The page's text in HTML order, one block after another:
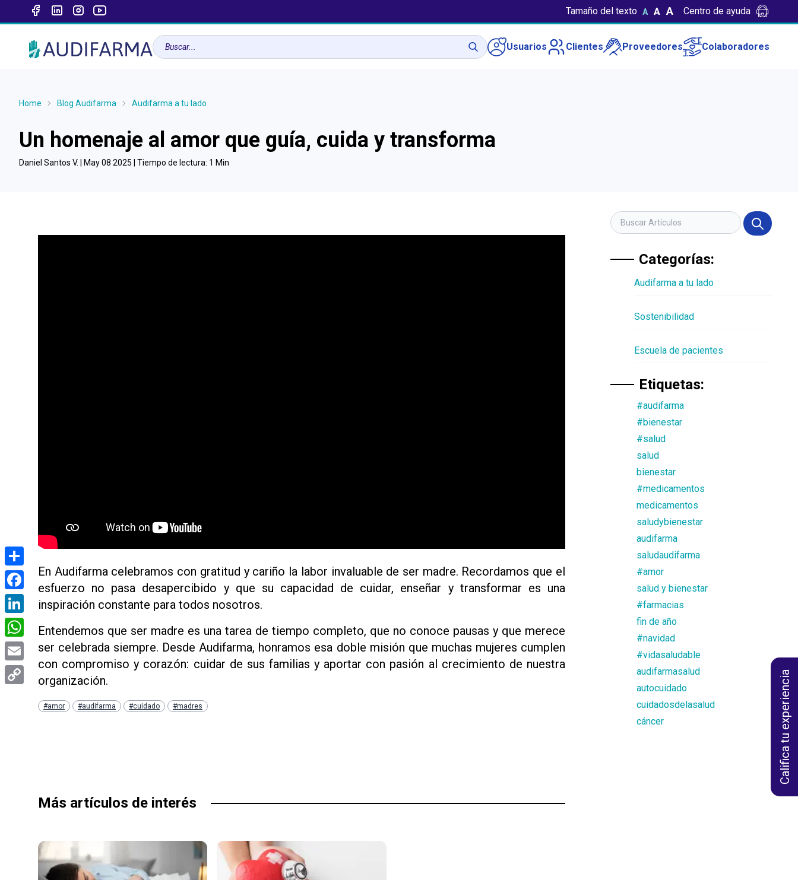
Tamaño del texto A A A Centro de ayuda
Usuarios Clientes Proveedores Colaboradores
Home Blog Audifarma Audifarma a tu lado
Un homenaje al amor que guía, cuida y transforma
Daniel Santos V. | May 08 2025 | Tiempo de lectura: 1 Min
En Audifarma celebramos con gratitud y cariño la labor invaluable de ser madre. Recordamos que el
esfuerzo no pasa desapercibido y que su capacidad de cuidar, enseñar y transformar es una
inspiración constante para todos nosotros.
Entendemos que ser madre es una tarea de tiempo completo, que no conoce pausas y que merece
ser celebrada siempre. Desde Audifarma, honramos esa doble misión que muchas mujeres cumplen
con compromiso y corazón: cuidar de sus familias y aportar con pasión al crecimiento de nuestra
organización.
#amor #audifarma #cuidado #madres
Más artículos de interés
Compartir
Facebook
LinkedIn
WhatsApp
Email
Categorías:
Audifarma a tu lado
Sostenibilidad
Escuela de pacientes
Etiquetas:
#audifarma
#bienestar
#salud
salud
bienestar
#medicamentos
medicamentos
saludybienestar
audifarma
saludaudifarma
#amor
salud y bienestar
#farmacias
fin de año
#navidad
#vidasaludable
audifarmasalud
autocuidado
cuidadosdelasalud
cáncer
Califica tu experiencia